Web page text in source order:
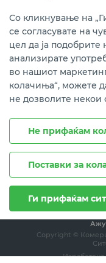
Преземете ја
Copyright ©
Со кликнување на
се согласувате на
цел да ја подобрите
анализирате
во нашиот
колачиња“, можете
не дозволите
Не прифаќам
Поставки за
Ги прифаќам